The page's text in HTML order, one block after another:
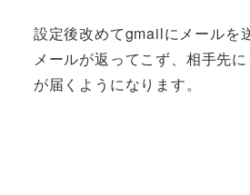
設定後改めてgmailにメールを
メールが返ってこず、相手先
が届くようになります。